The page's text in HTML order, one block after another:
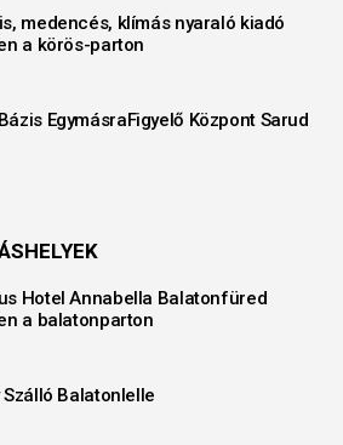
medencés, klímás nyaraló kiadó
a körös-parton
EgymásraFigyelő Központ Sarud
Hotel Annabella Balatonfüred
a balatonparton
Balatonlelle